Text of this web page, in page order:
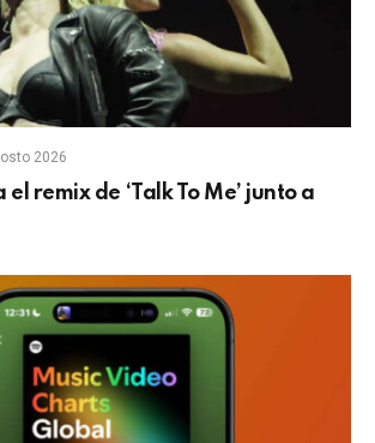
2026
el remix de ‘Talk To Me’ junto a